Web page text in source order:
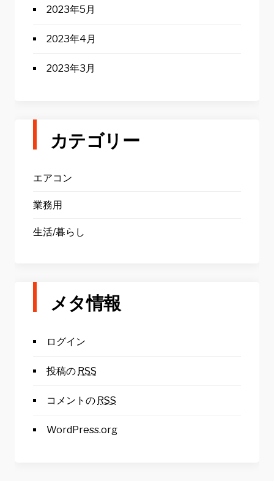
2023年5月
2023年4月
2023年3月
カテゴリー
エアコン
業務用
生活/暮らし
メタ情報
ログイン
投稿の RSS
コメントの RSS
WordPress.org